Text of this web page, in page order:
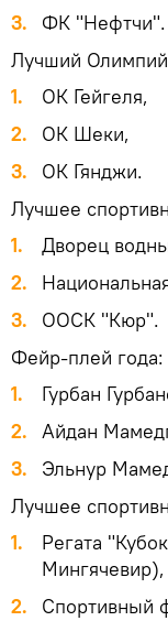
3.
ФК "Нефтчи".
Лучший
1.
ОК Гейгеля,
2.
ОК Шеки,
3.
ОК Гянджи.
Лучшее
1.
Дворец
2.
3.
ООСК "Кюр".
Фейр-плей года:
1.
Гурбан
2.
Айдан
3.
Эльнур
Лучшее
1.
Регата
Мингячевир),
2.
Спортивный